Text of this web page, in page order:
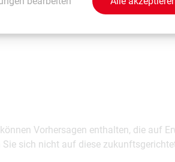
Vorhersagen enthalten, die auf
sich nicht auf diese